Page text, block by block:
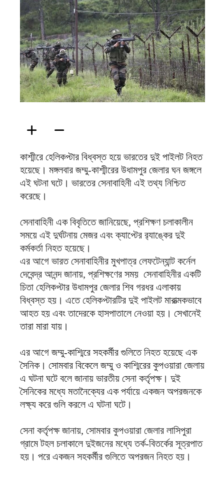
ফিরদাউস
কাশ্মীরে হেলিকপ্টার বিধ্বস্ত হয়ে ভারতের দুই পাইলট নিহত
হয়েছে। মঙ্গলবার জম্মু-কাশ্মীরের উধামপুর জেলার ঘন জঙ্গলে
এই ঘটনা ঘটে। ভারতের সেনাবাহিনী এই তথ্য নিশ্চিত
করেছে।
সেনাবাহিনী এক বিবৃতিতে জানিয়েছে, প্রশিক্ষণ চলাকালীন
সময়ে এই দুর্ঘটনায় মেজর এবং ক্যাপ্টের র‌্যাঙ্কের দুই
কর্মকর্তা নিহত হয়েছে।
এর আগে ভারত সেনাবাহিনীর মুখপাত্র লেফটেন্যান্ট কর্নেল
দেবেন্দ্র আনন্দ জানায়, প্রশিক্ষণের সময় সেনাবাহিনীর একটি
চিতা হেলিকপ্টার উধামপুর জেলার শিব গরধর এলাকায়
বিধ্বস্ত হয়। এতে হেলিকপ্টারটির দুই পাইলট মারাত্মকভাবে
আহত হয় এবং তাদেরকে হাসপাতালে নেওয়া হয়। সেখানেই
তারা মারা যায়।
এর আগে জম্মু-কাশ্মিরে সহকর্মীর গুলিতে নিহত হয়েছে এক
সৈনিক। সোমবার বিকেলে জম্মু ও কাশ্মিরের কুপওয়ারা জেলায়
এ ঘটনা ঘটে বলে জানায় ভারতীয় সেনা কর্তৃপক্ষ। দুই
সৈনিকের মধ্যে মতানৈক্যের এক পর্যায়ে একজন অপরজনকে
লক্ষ্য করে গুলি করলে এ ঘটনা ঘটে।
সেনা কর্তৃপক্ষ জানায়, সোমবার কুপওয়ারা জেলার লাসিপুরা
গ্রামে টহল চলাকালে দুইজনের মধ্যে তর্ক-বিতর্কের সূত্রপাত
হয়। পরে একজন সহকর্মীর গুলিতে অপরজন নিহত হয়।